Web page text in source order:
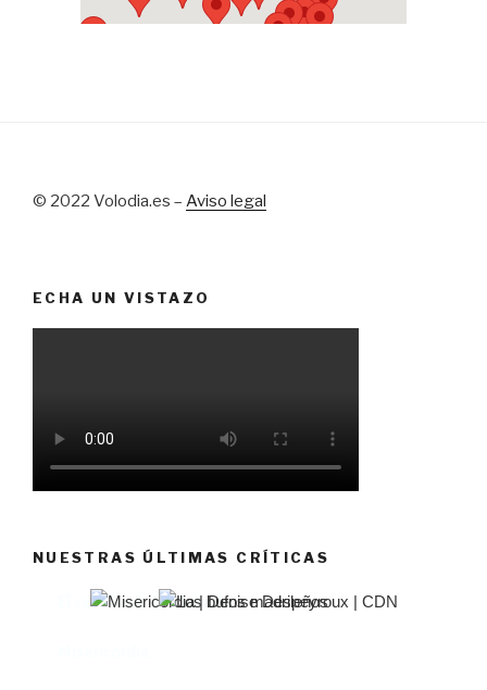
© 2022 Volodia.es – Aviso legal
ECHA UN VISTAZO
NUESTRAS ÚLTIMAS CRÍTICAS
El castillo de Lindabridis